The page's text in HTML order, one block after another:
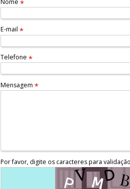
*
E-mail *
Telefone *
Mensagem *
Por favor, digite os caracteres para